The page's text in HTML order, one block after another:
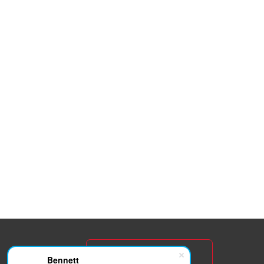
Bennett НАПИСАТЬ НАМ